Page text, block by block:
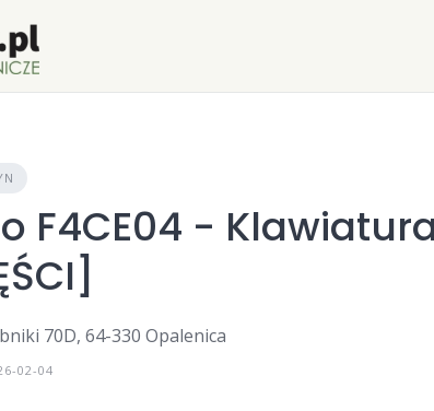
F4CE04 -
70D, 64-330 Opalenica
02-04